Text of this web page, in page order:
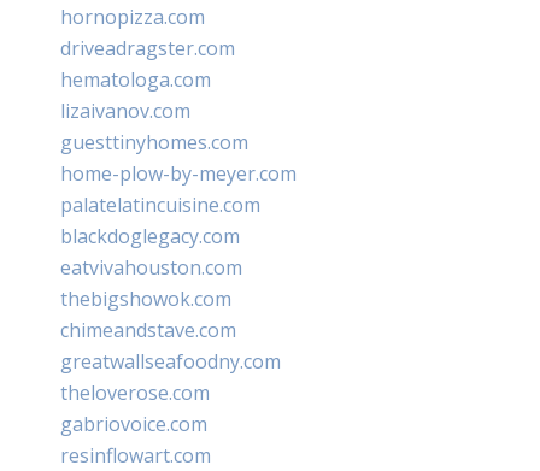
hornopizza.com
driveadragster.com
hematologa.com
lizaivanov.com
guesttinyhomes.com
home-plow-by-meyer.com
palatelatincuisine.com
blackdoglegacy.com
eatvivahouston.com
thebigshowok.com
chimeandstave.com
greatwallseafoodny.com
theloverose.com
gabriovoice.com
resinflowart.com